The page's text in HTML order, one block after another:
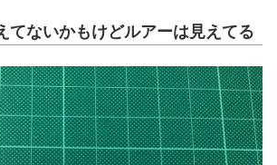
てないかもけどルアーは見えてる